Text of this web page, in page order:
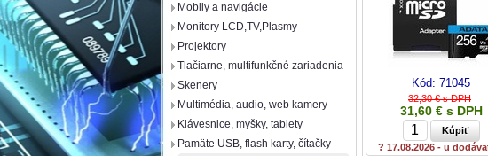
Mobily a navigácie
Monitory LCD,TV,Plasmy
Projektory
Tlačiarne, multifunkčné zariadenia
Skenery
Multimédia, audio, web kamery
Klávesnice, myšky, tablety
Pamäte USB, flash karty, čítačky
Kód: 71045
32,30 € s DPH
31,60 € s DPH
? 17.08.2026 - u